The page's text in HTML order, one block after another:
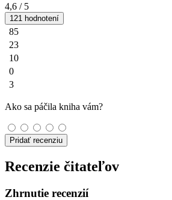
4,6 / 5
121 hodnotení
85
23
10
0
3
Ako sa páčila kniha vám?
Pridať recenziu
Recenzie čitateľov
Zhrnutie recenzií